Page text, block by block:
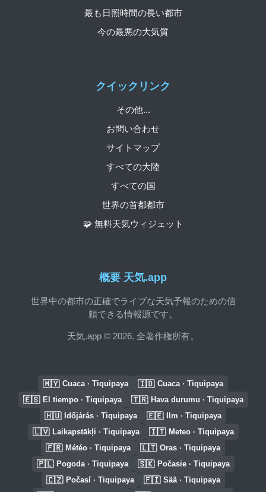
概要 天気.app
世界中の都市の正確でライブな天気予報のための信
頼できる情報源です。
天気.app © 2026. 全著作権所有。
クイックリンク
その他...
お問い合わせ
サイトマップ
すべての大陸
すべての国
世界の首都都市
🧩 無料天気ウィジェット
最も日照時間の長い都市
今の最悪の大気質
🇲🇾 Cuaca · Tiquipaya 🇮🇩 Cuaca · Tiquipaya
🇪🇸 El tiempo · Tiquipaya 🇹🇷 Hava durumu · Tiquipaya
🇭🇺 Időjárás · Tiquipaya 🇪🇪 Ilm · Tiquipaya
🇱🇻 Laikapstākļi · Tiquipaya 🇮🇹 Meteo · Tiquipaya
🇫🇷 Météo · Tiquipaya 🇱🇹 Oras · Tiquipaya
🇵🇱 Pogoda · Tiquipaya 🇸🇰 Počasie · Tiquipaya
🇨🇿 Počasí · Tiquipaya 🇫🇮 Sää · Tiquipaya